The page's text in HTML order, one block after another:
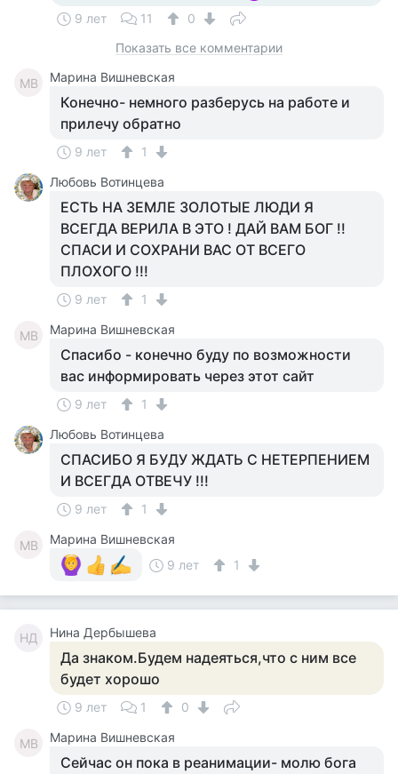
9 лет 11
0
Показать все комментарии
МВ Марина Вишневская
Конечно- немного разберусь на работе и
прилечу обратно
9 лет
1
Любовь Вотинцева
ЕСТЬ НА ЗЕМЛЕ ЗОЛОТЫЕ ЛЮДИ Я
ВСЕГДА ВЕРИЛА В ЭТО ! ДАЙ ВАМ БОГ !!
СПАСИ И СОХРАНИ ВАС ОТ ВСЕГО
ПЛОХОГО !!!
9 лет 1
МВ Марина Вишневская
Спасибо - конечно буду по возможности
вас информировать через этот сайт
9 лет
1
Любовь Вотинцева
СПАСИБО Я БУДУ ЖДАТЬ С НЕТЕРПЕНИЕМ
И ВСЕГДА ОТВЕЧУ !!!
9 лет 1
МВ
Марина Вишневская
9 лет
1
НД Нина Дербышева
Да знаком.Будем надеяться,что с ним все
будет хорошо
9 лет 1 0
МВ Марина Вишневская
Сейчас он пока в реанимации- молю бога